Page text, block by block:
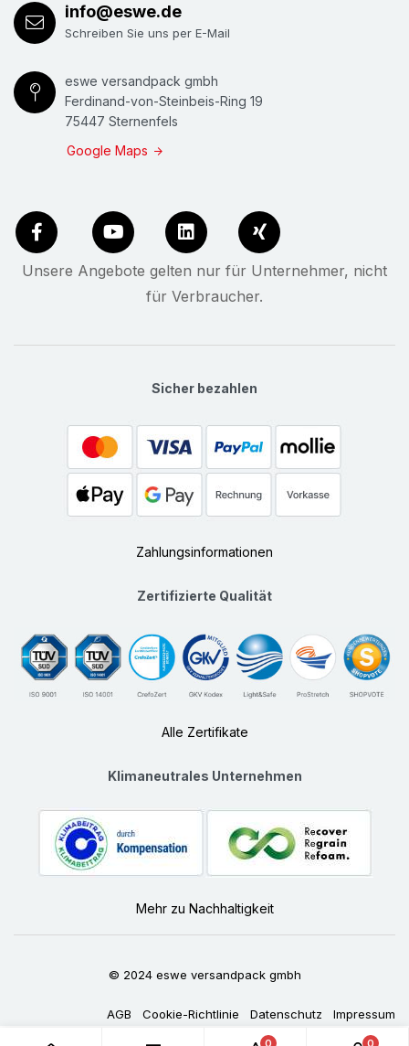
info@eswe.de
Schreiben Sie uns per E-Mail
eswe versandpack gmbh
Ferdinand-von-Steinbeis-Ring 19
75447 Sternenfels
Google Maps
Unsere Angebote gelten nur für Unternehmer, nicht
für Verbraucher.
Sicher bezahlen
Zahlungsinformationen
Zertifizierte Qualität
Alle Zertifikate
Klimaneutrales Unternehmen
Mehr zu Nachhaltigkeit
© 2024 eswe versandpack gmbh
AGB Cookie-Richtlinie Datenschutz Impressum
0 0